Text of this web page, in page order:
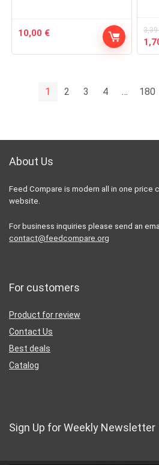
10,00 €
1 2 3 4 … 180
About Us
Feed Compare is modern all in one price
website.
For business inquiries please send an
contact@feedcompare.org
For customers
Product for review
Contact Us
Best deals
Catalog
Sign Up for Weekly Newsletter